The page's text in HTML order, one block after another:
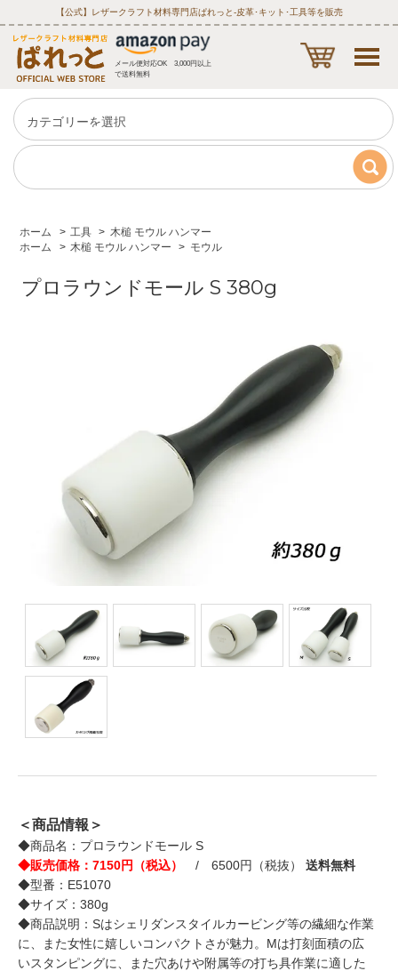
【公式】レザークラフト材料専門店ぱれっと‐皮革･キット･工具等を販売
メール便対応OK 3,000円以上
で送料無料
ホーム > 工具 > 木槌 モウル ハンマー
ホーム
> 木槌 モウル ハンマー > モウル
プロラウンドモール S 380g
＜商品情報＞
◆商品名：プロラウンドモール S
◆販売価格：7150円（税込）
/ 6500円（税抜） 送料無料
◆型番：E51070
◆サイズ：380g
◆商品説明：Sはシェリダンスタイルカービング等の繊細な作業
に、また女性に嬉しいコンパクトさが魅力。Mは打刻面積の広
いスタンピングに、また穴あけや附属等の打ち具作業に適した